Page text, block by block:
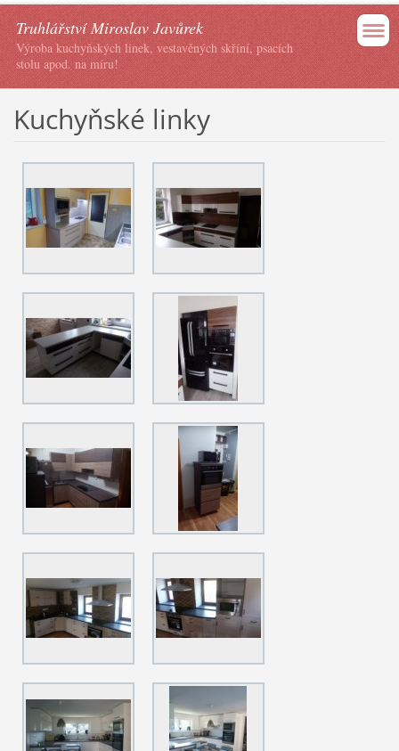
Truhlářství Miroslav Javůrek
Výroba kuchyňských linek, vestavěných skříní, psacích
stolu apod. na míru!
Kuchyňské linky